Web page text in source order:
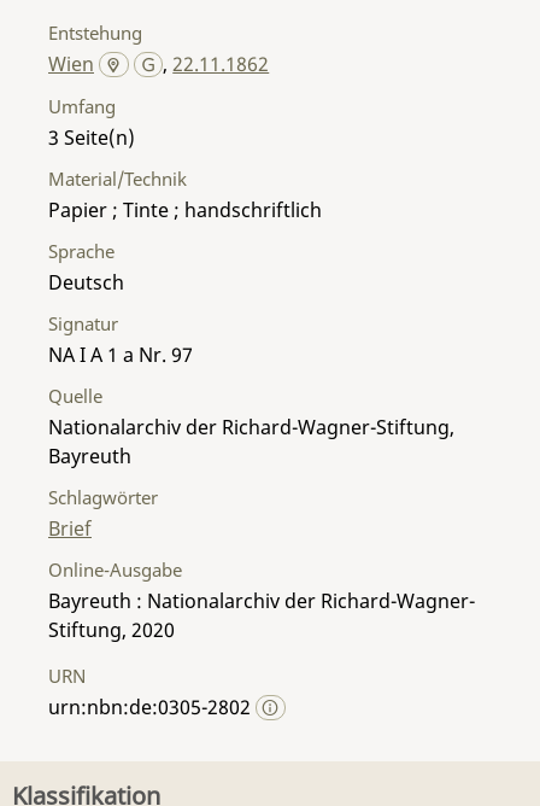
Entstehung
Wien ,22.11.1862
Umfang
3
Material/Technik
Papier ; Tinte ; handschriftlich
Sprache
Deutsch
Signatur
NA I A 1 a Nr. 97
Quelle
Nationalarchiv der Richard-Wagner-Stiftung,
Bayreuth
Schlagwörter
Brief
Online-Ausgabe
Bayreuth : Nationalarchiv der Richard-Wagner-
Stiftung, 2020
URN
urn:nbn:de:0305-2802
Klassifikation